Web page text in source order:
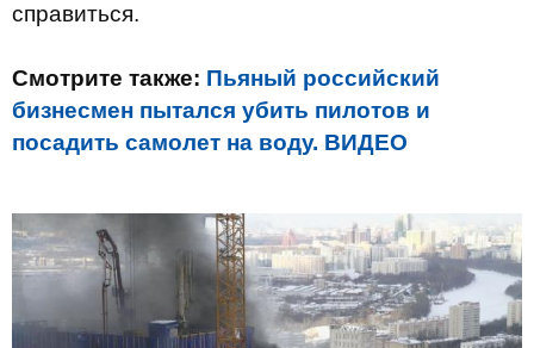
справиться.
Смотрите также: Пьяный российский
бизнесмен пытался убить пилотов и
посадить самолет на воду. ВИДЕО